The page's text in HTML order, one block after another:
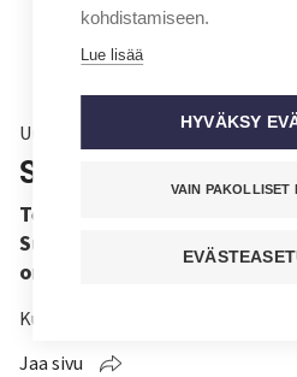
Uutinen
Sovittelu jatkuu
Tehy ja SuPer ovat
Suomen hallituksen esitys
on edennyt eduskuntaan.
Kuuntele juttu
Jaa sivu
kohdistamiseen.
Lue lisää
HYVÄKSY
VAIN PAKOLLISET